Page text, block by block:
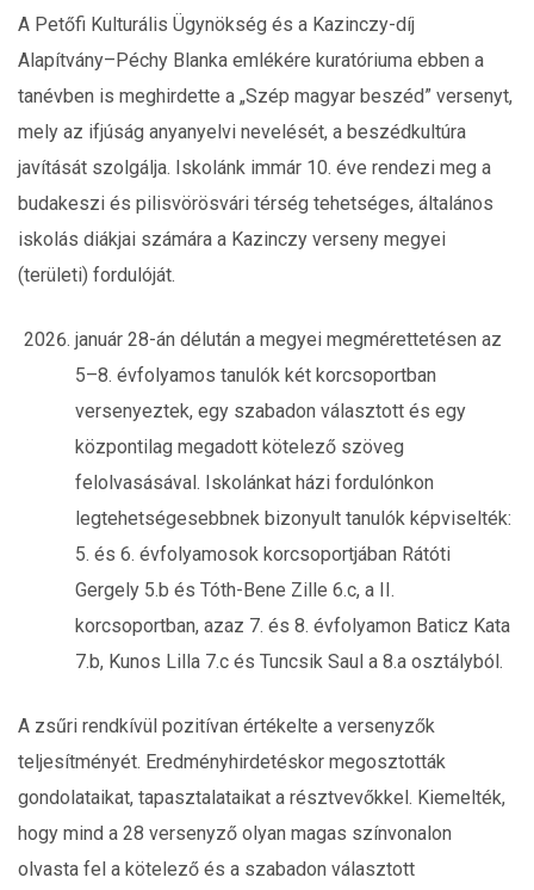
A Petőfi Kulturális Ügynökség és a Kazinczy-díj
Alapítvány–Péchy Blanka emlékére kuratóriuma ebben a
tanévben is meghirdette a „Szép magyar beszéd” versenyt,
mely az ifjúság anyanyelvi nevelését, a beszédkultúra
javítását szolgálja. Iskolánk immár 10. éve rendezi meg a
budakeszi és pilisvörösvári térség tehetséges, általános
iskolás diákjai számára a Kazinczy verseny megyei
(területi) fordulóját.
január 28-án délután a megyei megmérettetésen az
5–8. évfolyamos tanulók két korcsoportban
versenyeztek, egy szabadon választott és egy
központilag megadott kötelező szöveg
felolvasásával. Iskolánkat házi fordulónkon
legtehetségesebbnek bizonyult tanulók képviselték:
5. és 6. évfolyamosok korcsoportjában Rátóti
Gergely 5.b és Tóth-Bene Zille 6.c, a II.
korcsoportban, azaz 7. és 8. évfolyamon Baticz Kata
7.b, Kunos Lilla 7.c és Tuncsik Saul a 8.a osztályból.
A zsűri rendkívül pozitívan értékelte a versenyzők
teljesítményét. Eredményhirdetéskor megosztották
gondolataikat, tapasztalataikat a résztvevőkkel. Kiemelték,
hogy mind a 28 versenyző olyan magas színvonalon
olvasta fel a kötelező és a szabadon választott